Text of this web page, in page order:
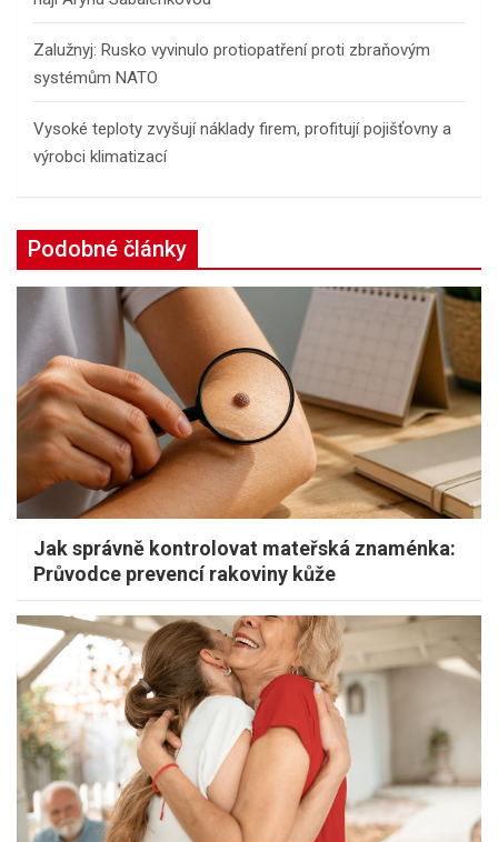
Zalužnyj: Rusko vyvinulo protiopatření proti zbraňovým
systémům NATO
Vysoké teploty zvyšují náklady firem, profitují pojišťovny a
výrobci klimatizací
Podobné články
Jak správně kontrolovat mateřská znaménka:
Průvodce prevencí rakoviny kůže